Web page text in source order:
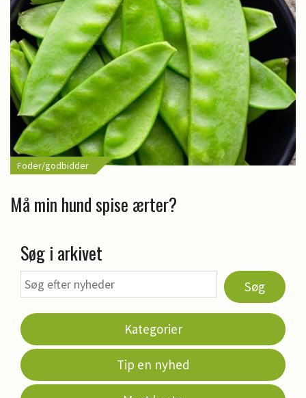
Foder/godbidder
Må min hund spise ærter?
Søg i arkivet
Søg
Kategorier
Tip en nyhed